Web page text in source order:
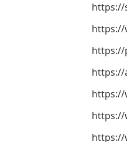
https://
https://
https://
https://
https://